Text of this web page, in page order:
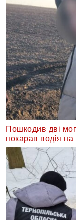
Пошкодив дві
покарав водія на